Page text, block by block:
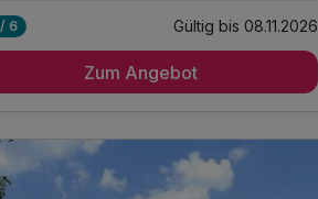
Muntermacher-Frühstück
mit Vesper & Getränk
Rückenmassage "Klassisch"
6 Gültig bis 08.11.2026
Zum Angebot